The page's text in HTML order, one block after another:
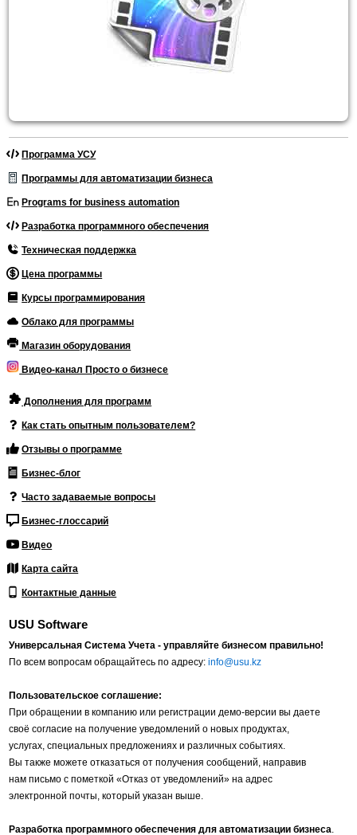
Программа УСУ
Программы для автоматизации бизнеса
Programs for business automation
Разработка программного обеспечения
Техническая поддержка
Цена программы
Курсы программирования
Облако для программы
Магазин оборудования
Видео-канал Просто о бизнесе
Дополнения для программ
Как стать опытным пользователем?
Отзывы о программе
Бизнес-блог
Часто задаваемые вопросы
Бизнес-глоссарий
Видео
Карта сайта
Контактные данные
USU Software
Универсальная Система Учета - управляйте бизнесом правильно!
По всем вопросам обращайтесь по адресу:info@usu.kz
Пользовательское соглашение:
При обращении в компанию или регистрации демо-версии вы даете
своё согласие на получение уведомлений о новых продуктах,
услугах, специальных предложениях и различных событиях.
Вы также можете отказаться от получения сообщений, направив
нам письмо с пометкой «Отказ от уведомлений» на адрес
электронной почты, который указан выше.
Разработка программного обеспечения для автоматизации бизнеса.